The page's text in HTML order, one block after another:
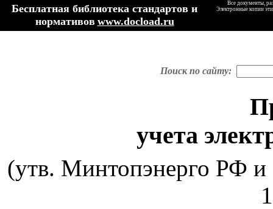
Бесплатная библиотека стандартов и
нормативов www.docload.ru
Все документы,
Электронные копии
Поиск по сайту:
учета
(утв. Минтопэнерго РФ